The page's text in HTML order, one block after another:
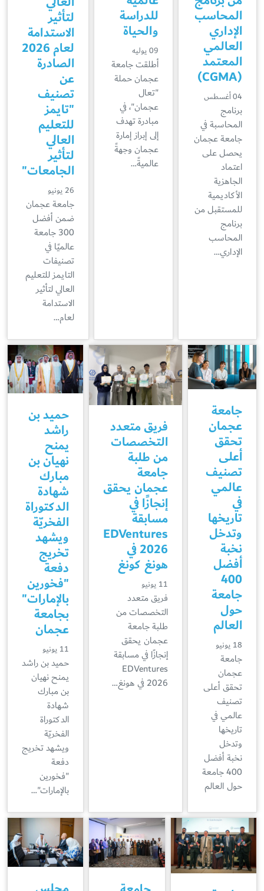
المحاسب
الإداري
العالمي
المعتمد
(CGMA)
04 أغسطس
برنامج
المحاسبة في
جامعة عجمان
يحصل على
اعتماد
الجاهزية
الأكاديمية
للمستقبل من
برنامج
المحاسب
الإداري…
للدراسة
والحياة
09 يوليه
أطلقت جامعة
عجمان حملة
"تعال
عجمان"، في
مبادرة تهدف
إلى إبراز إمارة
عجمان وجهةً
عالميةً…
لتأثير
الاستدامة
لعام 2026
الصادرة
عن
تصنيف
"تايمز
للتعليم
العالي
لتأثير
الجامعات"
26 يونيو
جامعة عجمان
ضمن أفضل
300 جامعة
عالميًا في
تصنيفات
التايمز للتعليم
العالي لتأثير
الاستدامة
لعام…
جامعة
عجمان
تحقق
أعلى
تصنيف
عالمي
في
تاريخها
وتدخل
نخبة
أفضل
400
جامعة
حول
العالم
18 يونيو
جامعة
عجمان
تحقق أعلى
تصنيف
عالمي في
تاريخها
وتدخل
نخبة أفضل
400 جامعة
حول العالم
فريق متعدد
التخصصات
من طلبة
جامعة
عجمان يحقق
إنجازًا في
مسابقة
EDVentures
2026 في
هونغ كونغ
11 يونيو
فريق متعدد
التخصصات من
طلبة جامعة
عجمان يحقق
إنجازًا في مسابقة
EDVentures
2026 في هونغ…
حميد بن
راشد
يمنح
نهيان بن
مبارك
شهادة
الدكتوراة
الفخريّة
ويشهد
تخريج
دفعة
"فخورين
بالإمارات"
بجامعة
عجمان
11 يونيو
حميد بن راشد
يمنح نهيان
بن مبارك
شهادة
الدكتوراة
الفخريّة
ويشهد تخريج
دفعة
"فخورين
بالإمارات"…